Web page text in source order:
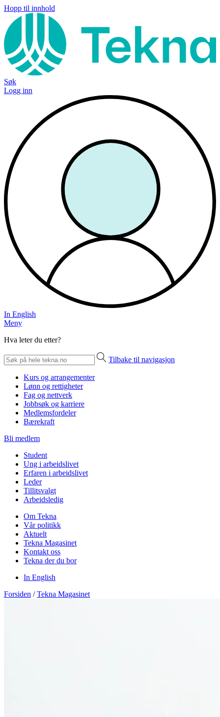
Hopp til innhold
Søk
Logg inn
In English
Meny
Hva leter du etter?
Tilbake til navigasjon
Kurs og arrangementer
Lønn og rettigheter
Fag og nettverk
Jobbsøk og karriere
Medlemsfordeler
Bærekraft
Bli medlem
Student
Ung i arbeidslivet
Erfaren i arbeidslivet
Leder
Tillitsvalgt
Arbeidsledig
Om Tekna
Vår politikk
Aktuelt
Tekna Magasinet
Kontakt oss
Tekna der du bor
In English
Forsiden / Tekna Magasinet